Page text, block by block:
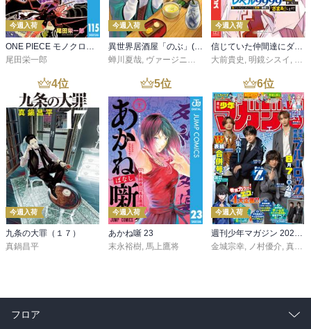
この台詞を引用に選んだのは、真理、突いちゃってるなぁ、と思っ
てしまったので
適材適所ってのは大事だ
しかし、男からすると、自分の為に、料理が得意じゃない女の子が
ただ、物体Xを食べなきゃならない羽目になるのは、いくら、相手が
本気で大好きでも、ちょっとなぁ
そう考えると、自分が料理を得意になって、相手の笑顔を見る方が
良いのか
ちなみに、
メモといわず、
手帳や、
本や、
落ちてたら拾う！
財布もレシートやらなんやらを見てお金は届ける！
それ以外の、
メモやらなんやらを見るのが好き！
と、
言うと、
かなりの確率で変態扱いされます！
ごちそう２９・ファミレスグルメ
最近は、
本当に、
今週入荷
尾田栄一郎
今週入荷
蝉川夏哉 ヴァージニア二等兵 ,転
今週入荷
大前貴史 明鏡シスイ
4位
今週入荷
九条の大罪（１７）
真鍋昌平
5位
今週入荷
あかね噺 23
末永裕樹, 馬上鷹将
6位
今週入荷
週刊少年マガジン 2026年36・37号[2026年8月5日発売]
金城宗幸, ノ村優介, 真島ヒロ
フロア